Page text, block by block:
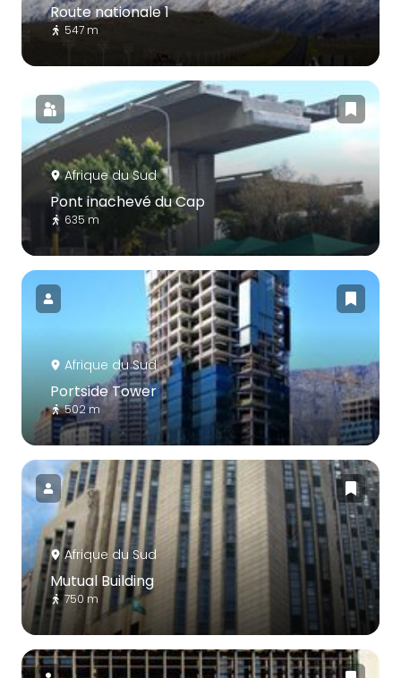
Route nationale 1
547 m
Afrique du Sud
Pont inachevé du Cap
635 m
Afrique du Sud
Portside Tower
502 m
Afrique du Sud
Mutual Building
750 m